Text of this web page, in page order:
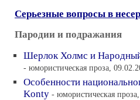
Серьезные вопросы в
Пародии и подражания
Шерлок Холмс и
- юмористическая проза,
Особенности
Konty - юмористическая